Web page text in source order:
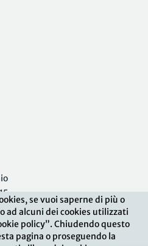
se vuoi saperne di più o
ad alcuni dei cookies utilizzati
policy”. Chiudendo questo
pagina o proseguendo la